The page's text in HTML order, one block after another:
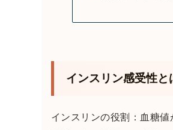
インスリン感受性と
インスリンの役割：血糖